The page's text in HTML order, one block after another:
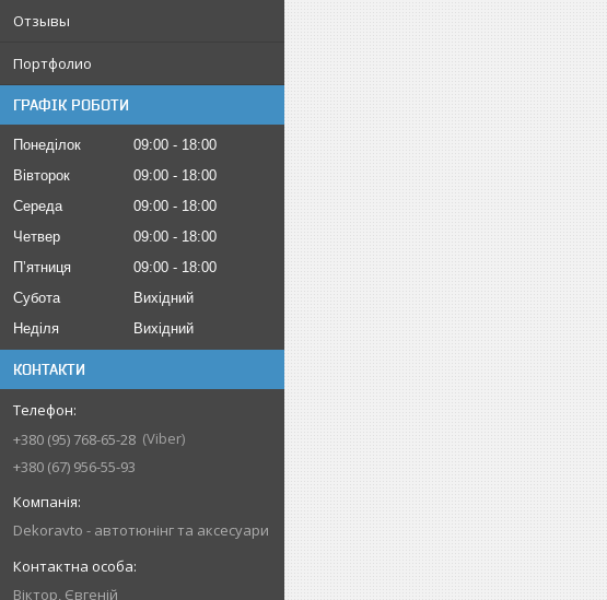
Отзывы
Портфолио
ГРАФІК РОБОТИ
Понеділок 09:00
18:00
Вівторок
09:00
18:00
Середа
09:00
18:00
Четвер
09:00
18:00
Пʼятниця
09:00
18:00
Субота
Вихідний
Неділя
Вихідний
КОНТАКТИ
+380 (95) 768-65-28 Viber
+380 (67) 956-55-93
Dekoravto - автотюнінг та аксесуари
Віктор, Євгеній